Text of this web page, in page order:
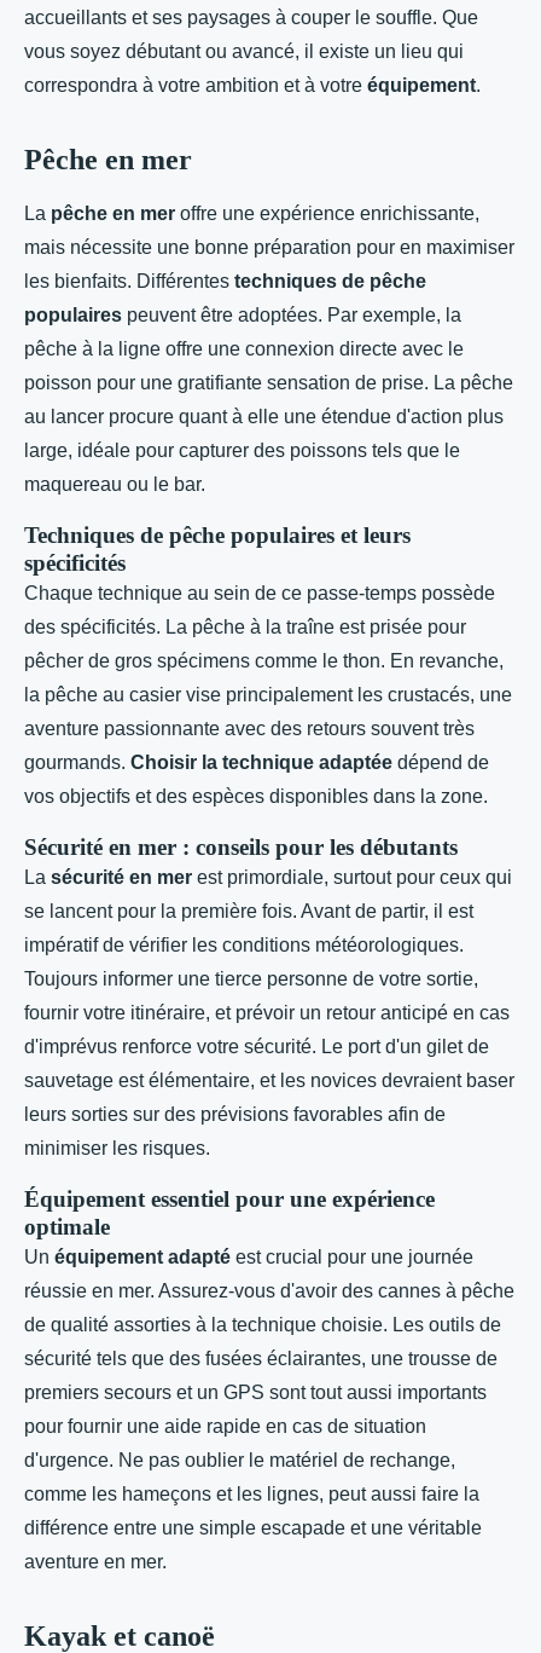
accueillants et ses paysages à couper le souffle. Que
vous soyez débutant ou avancé, il existe un lieu qui
correspondra à votre ambition et à votre équipement.
Pêche en mer
La pêche en mer offre une expérience enrichissante,
mais nécessite une bonne préparation pour en maximiser
les bienfaits. Différentes techniques de pêche
populaires peuvent être adoptées. Par exemple, la
pêche à la ligne offre une connexion directe avec le
poisson pour une gratifiante sensation de prise. La pêche
au lancer procure quant à elle une étendue d'action plus
large, idéale pour capturer des poissons tels que le
maquereau ou le bar.
Techniques de pêche populaires et leurs
spécificités
Chaque technique au sein de ce passe-temps possède
des spécificités. La pêche à la traîne est prisée pour
pêcher de gros spécimens comme le thon. En revanche,
la pêche au casier vise principalement les crustacés, une
aventure passionnante avec des retours souvent très
gourmands. Choisir la technique adaptée dépend de
vos objectifs et des espèces disponibles dans la zone.
Sécurité en mer : conseils pour les débutants
La sécurité en mer est primordiale, surtout pour ceux qui
se lancent pour la première fois. Avant de partir, il est
impératif de vérifier les conditions météorologiques.
Toujours informer une tierce personne de votre sortie,
fournir votre itinéraire, et prévoir un retour anticipé en cas
d'imprévus renforce votre sécurité. Le port d'un gilet de
sauvetage est élémentaire, et les novices devraient baser
leurs sorties sur des prévisions favorables afin de
minimiser les risques.
Équipement essentiel pour une expérience
optimale
Un équipement adapté est crucial pour une journée
réussie en mer. Assurez-vous d'avoir des cannes à pêche
de qualité assorties à la technique choisie. Les outils de
sécurité tels que des fusées éclairantes, une trousse de
premiers secours et un GPS sont tout aussi importants
pour fournir une aide rapide en cas de situation
d'urgence. Ne pas oublier le matériel de rechange,
comme les hameçons et les lignes, peut aussi faire la
différence entre une simple escapade et une véritable
aventure en mer.
Kayak et canoë